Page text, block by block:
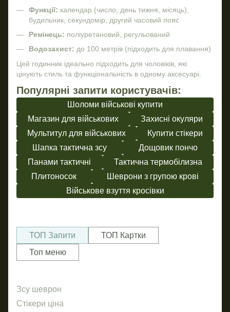
Функції: календар (число, день тижня, місяць),
будильник, секундомір, другий часовий пояс
Ремінець: поліуретановий, регульований
Водозахист: до 100 метрів (підходить для плавання)
Цей годинник ідеально підходить для чоловіків, які
цінують стиль та функціональність в одному аксесуарі.
Популярні запити користувачів:
Шоломи військові купити
Магазин для військових
Захисні окуляри
Мультитул для військових
Купити стікери
Шапка тактична зсу
Дощовик пончо
Панами тактичні
Тактична термобілизна
Плитоносок
Шеврони з групою крові
Військове взуття кросівки
ТОП Запити
ТОП Картки
Топ меню
Зсу шеврон
Стікери ціна